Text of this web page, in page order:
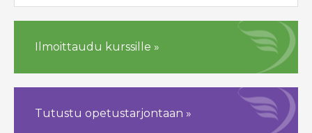
Ilmoittaudu kurssille »
Tutustu opetustarjontaan »